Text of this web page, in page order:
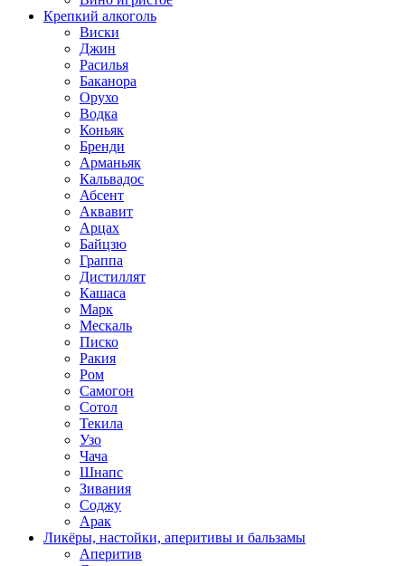
Крепкий алкоголь
Виски
Джин
Расилья
Баканора
Орухо
Водка
Коньяк
Бренди
Арманьяк
Кальвадос
Абсент
Аквавит
Арцах
Байцзю
Граппа
Дистиллят
Кашаса
Марк
Мескаль
Писко
Ракия
Ром
Самогон
Сотол
Текила
Узо
Чача
Шнапс
Зивания
Соджу
Арак
Ликёры, настойки, аперитивы и бальзамы
Аперитив